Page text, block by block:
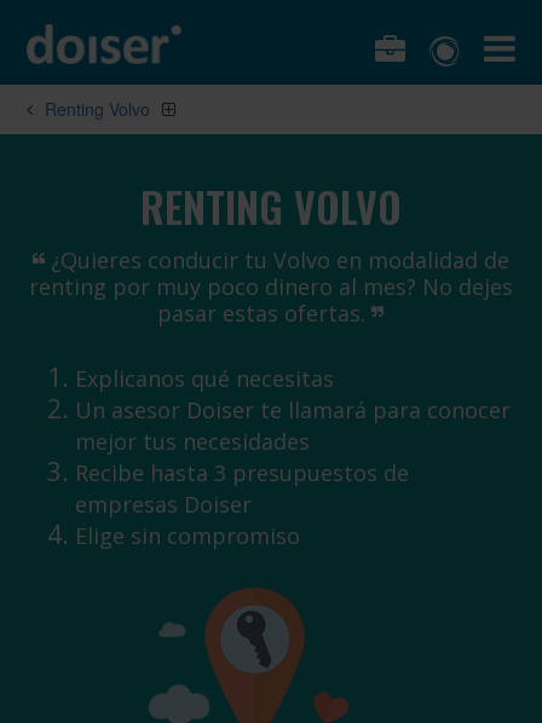
Renting Volvo
RENTING VOLVO
¿Quieres conducir tu Volvo en modalidad de
renting por muy poco dinero al mes? No dejes
pasar estas ofertas.
Explicanos qué necesitas
Un asesor Doiser te llamará para conocer
mejor tus necesidades
Recibe hasta 3 presupuestos de
empresas Doiser
Elige sin compromiso